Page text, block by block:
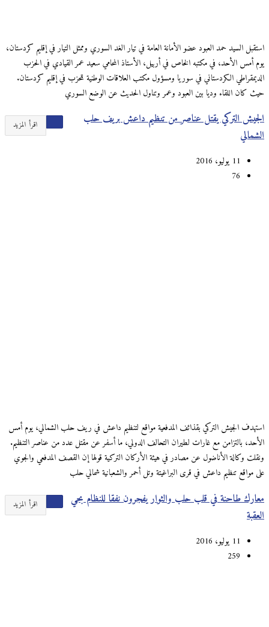
استقبل السيد حمد العبود عضو الأمانة العامة في تيار الغد السوري وممثل التيار في إقليم كردستان،
يوم أمس الأحد، في مكتبه الخاص في أربيل، الأستاذ المحامي سعيد عمر القيادي في الحزب
الديمقراطي الكردستاني في سوريا ومسؤول مكتب العلاقات الوطنية للحزب في إقليم كردستان.
حيث كان اللقاء وديا بين العبود وعمر وتناول الحديث عن الوضع السوري
اقرأ المزيد
الجيش التركي يقتل عناصر من تنظيم داعش بريف حلب
الشمالي
11 يوليو، 2016
76
استهدف الجيش التركي بقذائف المدفعية مواقع لتنظيم داعش في ريف حلب الشمالي، يوم أمس
الأحد، بالتزامن مع غارات لطيران التحالف الدولي، ما أسفر عن مقتل عدد من عناصر التنظيم.
ونقلت وكالة الأناضول عن مصادر في هيئة الأركان التركية قولها إن القصف المدفعي والجوي
على مواقع تنظيم داعش في قرى البراغيتة وتل أحمر والشعبانية شمالي حلب
اقرأ المزيد
معارك طاحنة في قلب حلب والثوار يفجرون نفقا للنظام بحي
العقبة
11 يوليو، 2016
259